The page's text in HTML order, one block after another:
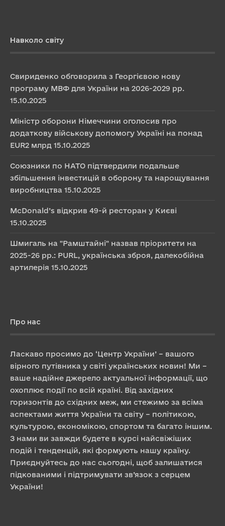
Навколо світу
Свириденко обговорила з Георгієвою нову
програму МВФ для України на 2026-2029 рр.
15.10.2025
Міністр оборони Німеччини оголосив про
додаткову військову допомогу Україні на понад
EUR2 млрд 15.10.2025
Союзники по НАТО підтвердили подальше
збільшення інвестицій в оборону та нарощування
виробництва 15.10.2025
McDonald’s відкрив 49-й ресторан у Києві
15.10.2025
Шмигаль на "Рамштайні" назвав пріоритети на
2025-26 рр.: PURL, українська зброя, далекобійна
артилерія 15.10.2025
Про нас
Ласкаво просимо до ‘Центр України’ – вашого
вірного путівника у світі українських новин! Ми –
ваше надійне джерело актуальної інформації, що
охоплює події по всій країні. Від західних
горизонтів до східних меж, ми стежимо за всіма
аспектами життя України та світу – політикою,
культурою, економікою, спортом та багато іншим.
З нами ви завжди будете в курсі найсвіжіших
подій і тенденцій, які формують нашу країну.
Приєднуйтесь до нас сьогодні, щоб залишатися
підкованими і підтримувати зв’язок з серцем
України!